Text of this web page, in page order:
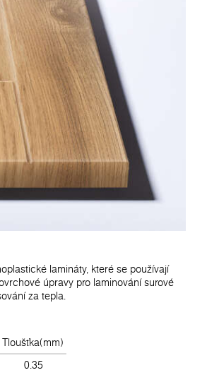
lamináty, které se používají
úpravy pro laminování surové
za tepla.
Tloušťka(mm)
0.35